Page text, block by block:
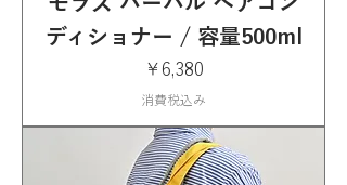
ディショナー / 容量500ml
価格
￥6,380
消費税込み